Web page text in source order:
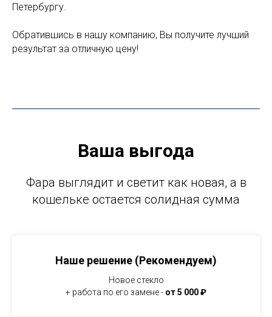
Петербургу.
Обратившись в нашу компанию, Вы получите лучший
результат за отличную цену!
Ваша выгода
Фара выглядит и светит как новая, а в
кошельке остается солидная сумма
Наше решение (Рекомендуем)
Новое стекло
+ работа по его замене - от 5 000 ₽